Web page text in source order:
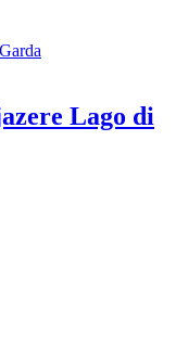
Lago di